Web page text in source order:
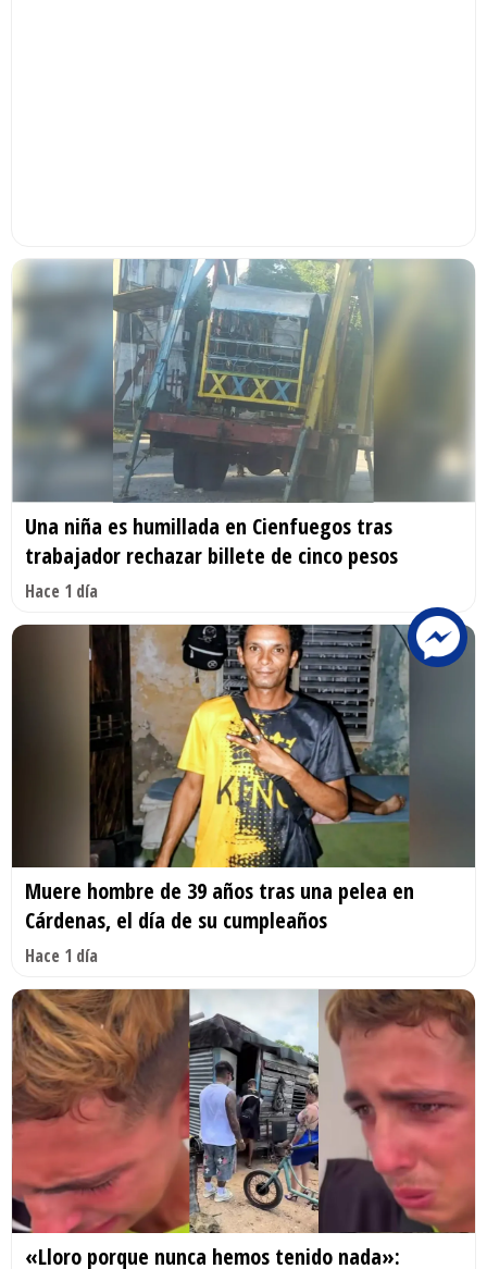
Una niña es humillada en Cienfuegos tras
trabajador rechazar billete de cinco pesos
Hace 1 día
Muere hombre de 39 años tras una pelea en
Cárdenas, el día de su cumpleaños
Hace 1 día
«Lloro porque nunca hemos tenido nada»: